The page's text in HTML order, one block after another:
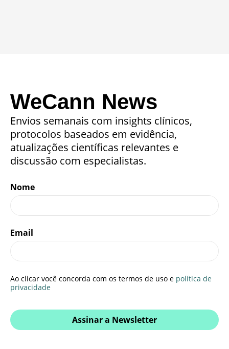
WeCann News
Envios semanais com insights clínicos,
protocolos baseados em evidência,
atualizações científicas relevantes e
discussão com especialistas.
Nome
Email
Ao clicar você concorda com os termos de uso e política de
privacidade
Assinar a Newsletter